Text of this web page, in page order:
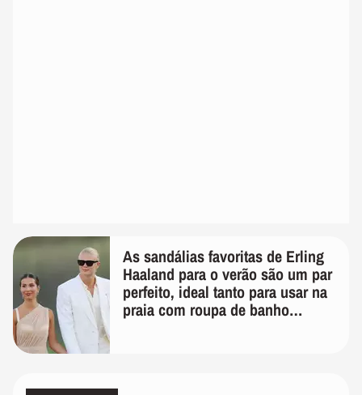
As sandálias favoritas de Erling
Haaland para o verão são um par
perfeito, ideal tanto para usar na
praia com roupa de banho